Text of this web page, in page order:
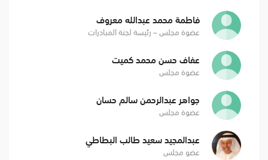
فاطمة محمد عبدالله معروف
عضوة مجلس – رئيسة لجنة المبادرات
عفاف حسن محمد كميت
عضوة مجلس
جواهر عبدالرحمن سالم حسان
عضوة مجلس
عبدالمجيد سعيد طالب البطاطي
عضو مجلس